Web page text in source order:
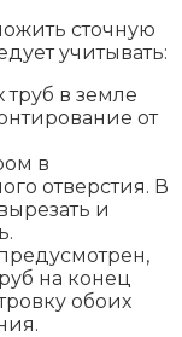
сточную
учитывать:
в земле
от
в
отверстия. В
и
на конец
обоих